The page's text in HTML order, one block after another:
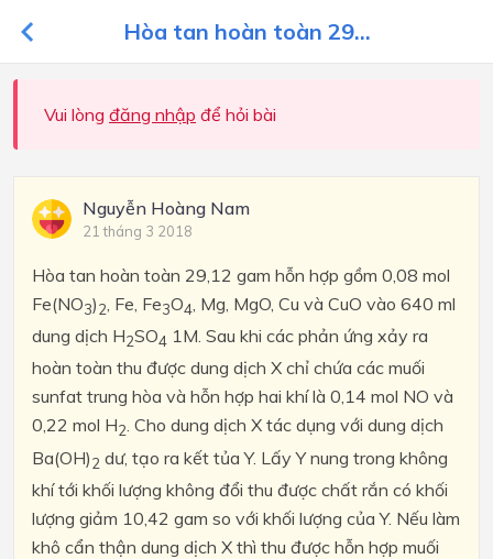
Hòa tan hoàn toàn 29...
Vui lòng đăng nhập để hỏi bài
Nguyễn Hoàng Nam
21 tháng 3 2018
Hòa tan hoàn toàn 29,12 gam hỗn hợp gồm 0,08 mol
Fe(NO3)2, Fe, Fe3O4, Mg, MgO, Cu và CuO vào 640 ml
dung dịch H2SO4 1M. Sau khi các phản ứng xảy ra
hoàn toàn thu được dung dịch X chỉ chứa các muối
sunfat trung hòa và hỗn hợp hai khí là 0,14 mol NO và
0,22 mol H2. Cho dung dịch X tác dụng với dung dịch
Ba(OH)2 dư, tạo ra kết tủa Y. Lấy Y nung trong không
khí tới khối lượng không đổi thu được chất rắn có khối
lượng giảm 10,42 gam so với khối lượng của Y. Nếu làm
khô cẩn thận dung dịch X thì thu được hỗn hợp muối